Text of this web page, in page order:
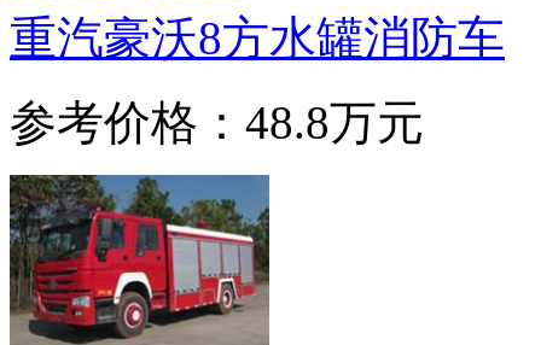
重汽豪沃8方水罐消防车
参考价格：48.8万元